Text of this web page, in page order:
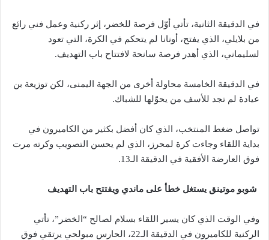
في الدقيقة الثانية، تأتي أوّل فرصة للخضر، إثر ركنية وعمل فني رائع
من بلايلي، الذي يفتح، أونانا لم يتحكم في الكرة، التي تعود
لسليماني، الذي أهدر فرصة سانحة لافتتاح باب التهديف.
في الدقيقة الخامسة محاولة أخرى من الجهة اليمنى، لكن توزيعة بن
عيادة لم تجد للأسف من يحوّلها للشباك.
تواصل ضغط المنتخب، الذي كان أفضل بكثير من الكاميرون في
بداية اللقاء وجاءت كرة لمحرز، الذي لم يحسن التصويب وكرته مرت
فوق العارضة الأفقية في الدقيقة الـ13.
شوبو موتينق يستغل خطأ على ماندي ويفتتح باب التهديف
وفي الوقت الذي كان يسير اللقاء بسلام لصالح “الخضر”، تأتي
الركنية للكاميرون في الدقيقة الـ22، الحارس مبولحي يرتقي فوق